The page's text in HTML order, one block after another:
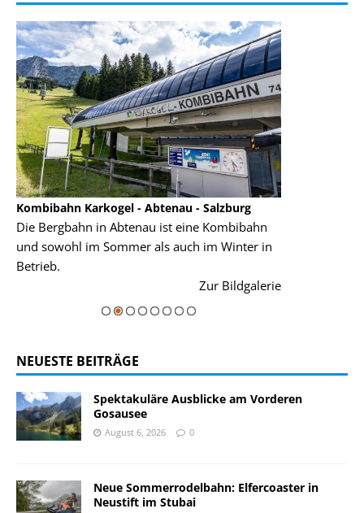
Kombibahn Karkogel - Abtenau - Salzburg
Die Bergbahn in Abtenau ist eine Kombibahn
und sowohl im Sommer als auch im Winter in
Betrieb.
Zur Bildgalerie
NEUESTE BEITRÄGE
Spektakuläre Ausblicke am Vorderen
Gosausee
August 6, 2026 0
Neue Sommerrodelbahn: Elfercoaster in
Neustift im Stubai